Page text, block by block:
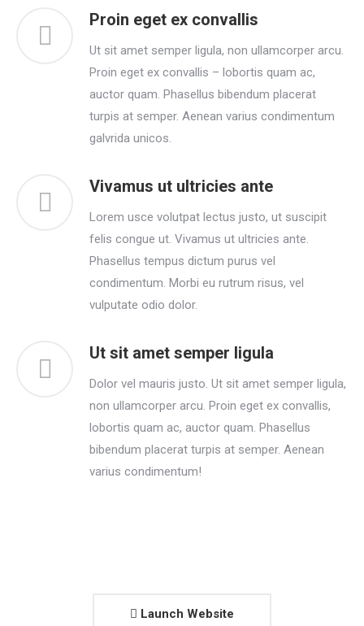
Proin eget ex convallis
Ut sit amet semper ligula, non ullamcorper arcu.
Proin eget ex convallis – lobortis quam ac,
auctor quam. Phasellus bibendum placerat
turpis at semper. Aenean varius condimentum
galvrida unicos.
Vivamus ut ultricies ante
Lorem usce volutpat lectus justo, ut suscipit
felis congue ut. Vivamus ut ultricies ante.
Phasellus tempus dictum purus vel
condimentum. Morbi eu rutrum risus, vel
vulputate odio dolor.
Ut sit amet semper ligula
Dolor vel mauris justo. Ut sit amet semper ligula,
non ullamcorper arcu. Proin eget ex convallis,
lobortis quam ac, auctor quam. Phasellus
bibendum placerat turpis at semper. Aenean
varius condimentum!
Launch Website